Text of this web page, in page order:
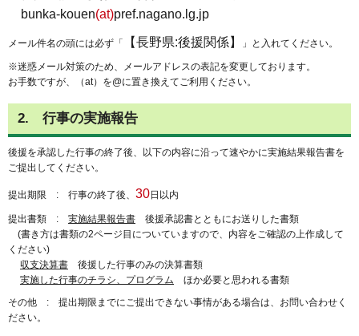
bunka-kouen(at)pref.nagano.lg.jp
メール件名の頭には必ず「 【長野県:後援関係】 」と入れてください。
※迷惑メール対策のため、メールアドレスの表記を変更しております。
お手数ですが、（at）を@に置き換えてご利用ください。
2. 行事の実施報告
後援を承認した行事の終了後、以下の内容に沿って速やかに実施結果報告書を
ご提出してください。
提出期限 : 行事の終了後、 30日以内
提出書類 : 実施結果報告書 後援承認書とともにお送りした書類
(書き方は書類の2ページ目についていますので、内容をご確認の上作成して
ください)
収支決算書 後援した行事のみの決算書類
実施した行事のチラシ、プログラム ほか必要と思われる書類
その他 : 提出期限までにご提出できない事情がある場合は、お問い合わせく
ださい。